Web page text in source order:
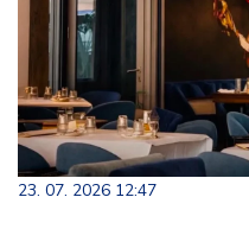
23. 07. 2026 12:47